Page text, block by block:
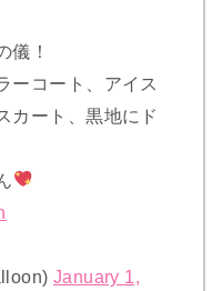
儀！
ーコート、アイス
カート、黒地にド
January 1,